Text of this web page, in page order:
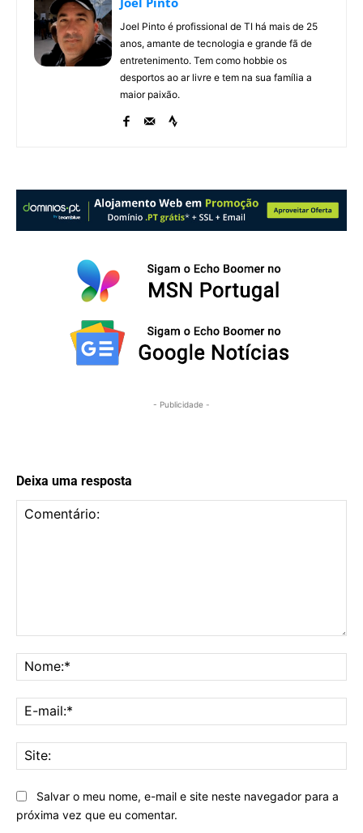
Joel Pinto é profissional de TI há mais de 25
anos, amante de tecnologia e grande fã de
entretenimento. Tem como hobbie os
desportos ao ar livre e tem na sua família a
maior paixão.
- Publicidade -
Deixa uma resposta
Salvar o meu nome, e-mail e site neste navegador para a
próxima vez que eu comentar.